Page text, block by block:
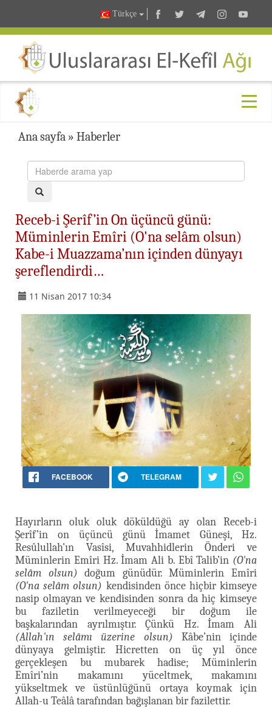
Türkçe
Ana sayfa » Haberler
Receb-i Şerîf’in On üçüncü günü:
Müminlerin Emîri (O'na selâm olsun)
Kabe-i Muazzama’nın içinden dünyayı
şereflendirdi…
11 Nisan 2017 10:34
FACEBOOK TELEGRAM
Hayırların oluk oluk döküldüğü ay olan Receb-i
Şerîf’in on üçüncü günü İmamet Güneşi, Hz.
Resûlullah'ın Vasîsi, Muvahhidlerin Önderi ve
Müminlerin Emîri Hz. İmam Ali b. Ebî Talib’in (O'na
selâm olsun) doğum günüdür. Müminlerin Emîri
(O'na selâm olsun) kendisinden önce hiçbir kimseye
nasip olmayan ve kendisinden sonra da hiç kimseye
bu faziletin verilmeyeceği bir doğum ile
başkalarından ayrılmıştır. Çünkü Hz. İmam Ali
(Allah'ın selâmı üzerine olsun) Kâbe’nin içinde
dünyaya gelmiştir. Hicretten on üç yıl önce
gerçekleşen bu mubarek hadise; Müminlerin
Emîri’nin makamını yüceltmek, makamını
yükseltmek ve üstünlüğünü ortaya koymak için
Allah-u Teâlâ tarafından bağışlanan bir fazilettir.